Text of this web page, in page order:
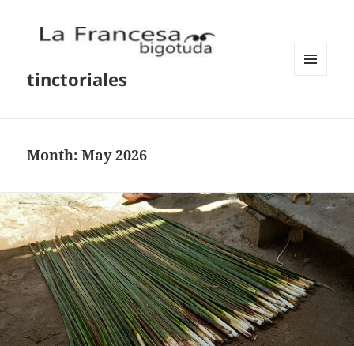
tinctoriales
Month:May 2026